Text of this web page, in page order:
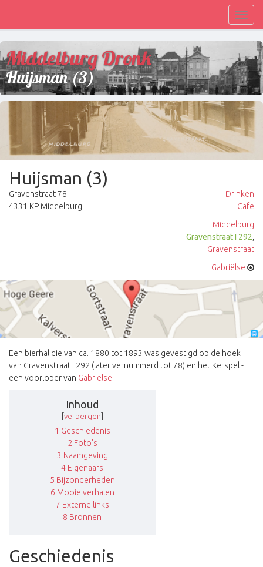
Middelburg Dronk
Huijsman (3)
Huijsman (3)
Gravenstraat 78
4331 KP Middelburg
Drinken
Cafe
Middelburg
Gravenstraat I 292
Gravenstraat
Gabriëlse
Een bierhal die van ca. 1880 tot 1893 was gevestigd op de hoek
van Gravenstraat I 292 (later vernummerd tot 78) en het Kerspel -
een voorloper van Gabriëlse.
Inhoud
verbergen
1 Geschiedenis
2 Foto's
3 Naamgeving
4 Eigenaars
5 Bijzonderheden
6 Mooie verhalen
7 Externe links
8 Bronnen
Geschiedenis